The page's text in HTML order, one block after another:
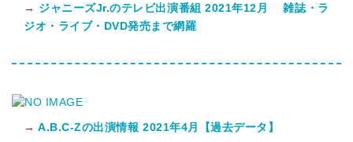
→ ジャニーズJr.のテレビ出演番組 2021年12月 雑誌・ラ
ジオ・ライブ・DVD発売まで網羅
→ A.B.C-Zの出演情報 2021年4月【過去データ】